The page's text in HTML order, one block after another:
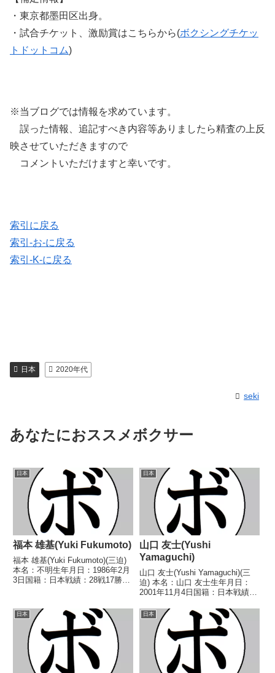
・東京都墨田区出身。
・試合チケット、激励賞はこちらから(ボクシングチケッ
トドットコム)
※当ブログでは情報を求めています。
誤った情報、追記すべき内容等ありましたら精査の上反
映させていただきますので
コメントいただけますと幸いです。
索引に戻る
索引-お-に戻る
索引-K-に戻る
日本 2020年代
seki
あなたにおススメボクサー
日本
福本 雄基(Yuki Fukumoto)
福本 雄基(Yuki Fukumoto)(三迫)
本名：不明生年月日：1986年2月
3日国籍：日本戦績：28戦17勝
近藤 就平(ランド)2006/05/22
○4...
日本
山口 友士(Yushi
Yamaguchi)
山口 友士(Yushi Yamaguchi)(三
迫) 本名：山口 友士生年月日：
2001年11月4日国籍：日本戦績：
ル】なし 【戦歴】2024/06/17
○6R判定 3-0(58-56、59-55、59...
日本 日本